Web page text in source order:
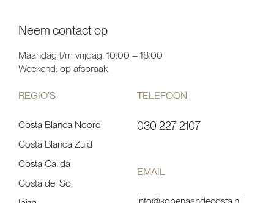
Neem contact op
Maandag t/m vrijdag: 10:00 – 18:00
Weekend: op afspraak
REGIO’S
Costa Blanca Noord
Costa Blanca Zuid
Costa Calida
Costa del Sol
TELEFOON
030 227 2107
EMAIL